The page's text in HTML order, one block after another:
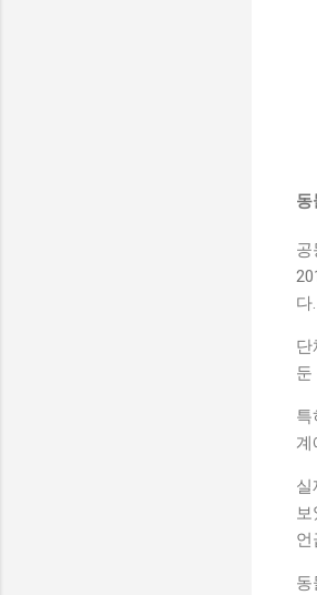
동
공
다.
단
둔
특
계
실
보
언
동